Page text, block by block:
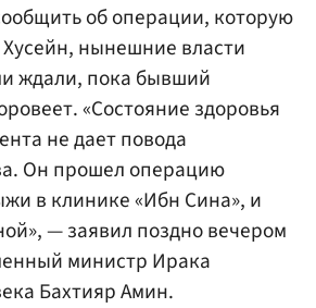
об операции, которую
нынешние власти
ждали, пока бывший
«Состояние здоровья
не дает повода
Он прошел операцию
в клинике «Ибн Сина», и
— заявил поздно вечером
министр Ирака
Бахтияр Амин.